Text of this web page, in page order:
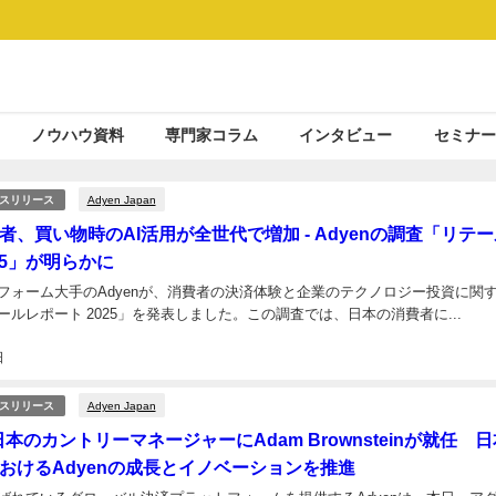
ノウハウ資料 専門家コラム インタビュー セミナ
リリース Adyen Japan
、買い物時のAI活用が全世代で増加 - Adyenの調査「リテ
」が明らかに
ォーム大手のAdyenが、消費者の決済体験と企業のテクノロジー投資に関
ルレポート 2025」を発表しました。この調査では、日本の消費者に...
リリース Adyen Japan
本のカントリーマネージャーにAdam Brownsteinが就任 日
けるAdyenの成長とイノベーションを推進